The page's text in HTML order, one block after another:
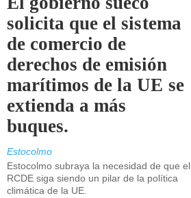
solicita que el sistema
de comercio de
derechos de emisión
marítimos de la UE se
extienda a más
buques.
Estocolmo
Estocolmo subraya la necesidad de que el
RCDE siga siendo un pilar de la política
climática de la UE.